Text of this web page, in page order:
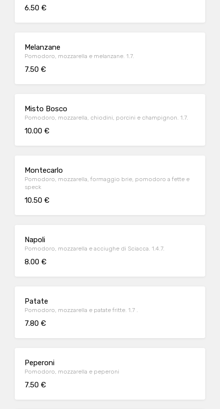
6.50 €
Melanzane
Pomodoro, mozzarella e melanzane. 1.7.
7.50 €
Misto Bosco
Pomodoro, mozzarella, chiodini, porcini e champignon. 1.7.
10.00 €
Montecarlo
Pomodoro, mozzarella, formaggio brie, pomodoro a fette e
speck
10.50 €
Napoli
Pomodoro, mozzarella e acciughe di Sciacca. 1.4.7.
8.00 €
Patate
Pomodoro, mozzarella e patate fritte. 1.7 .
7.80 €
Peperoni
Pomodoro, mozzarella e peperoni
7.50 €